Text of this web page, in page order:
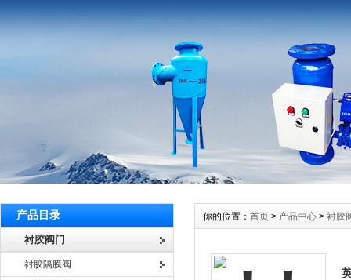
产品目录
衬胶阀门
衬胶隔膜阀
你的位置： 首页 > 产品中心 > 衬胶